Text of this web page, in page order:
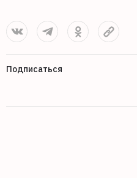
Подписаться